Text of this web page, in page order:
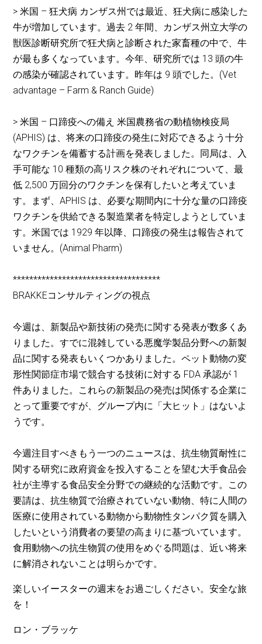
> 米国 – 狂犬病 カンザス州では最近、狂犬病に感染した
牛が増加しています。過去 2 年間、カンザス州立大学の
獣医診断研究所で狂犬病と診断された家畜種の中で、牛
が最も多くなっています。今年、研究所では 13 頭の牛
の感染が確認されています。昨年は 9 頭でした。(Vet
advantage – Farm & Ranch Guide)
> 米国 – 口蹄疫への備え 米国農務省の動植物検疫局
(APHIS) は、将来の口蹄疫の発生に対応できるよう十分
なワクチンを備蓄する計画を発表しました。同局は、入
手可能な 10 種類の高リスク株のそれぞれについて、最
低 2,500 万回分のワクチンを保有したいと考えていま
す。まず、APHIS は、必要な期間内に十分な量の口蹄疫
ワクチンを供給できる製造業者を特定しようとしていま
す。米国では 1929 年以降、口蹄疫の発生は報告されて
いません。(Animal Pharm)
************************************
BRAKKEコンサルティングの視点
今週は、新製品や新技術の発売に関する発表が数多くあ
りました。すでに混雑している悪魔学製品分野への新製
品に関する発表もいくつかありました。ペット動物の変
形性関節症市場で競合する技術に対する FDA 承認が 1
件ありました。これらの新製品の発売は関係する企業に
とって重要ですが、グループ内に「大ヒット」はないよ
うです。
今週注目すべきもう一つのニュースは、抗生物質耐性に
関する研究に政府資金を投入することを望む大手食品会
社が主導する食品安全分野での継続的な活動です。この
要請は、抗生物質で治療されていない動物、特に人間の
医療に使用されている動物から動物性タンパク質を購入
したいという消費者の要望の高まりに基づいています。
食用動物への抗生物質の使用をめぐる問題は、近い将来
に解消されないことは明らかです。
楽しいイースターの週末をお過ごしください。安全な旅
を！
ロン・ブラッケ